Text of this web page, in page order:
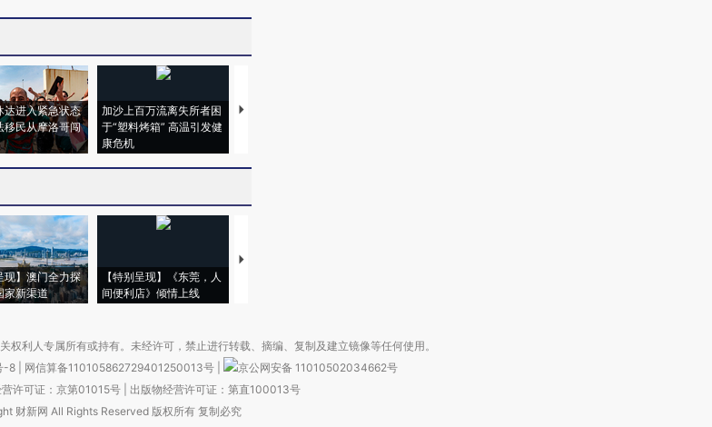
达进入紧急状态
移民从摩洛哥闯
加沙上百万流离失所者困
于“塑料烤箱” 高温引发健
康危机
视线｜HYROX的吸金
现】澳门全力探
家新渠道
【特别呈现】《东莞，人
间便利店》倾情上线
【推广】走进第四届链博
权利人专属所有或持有。未经许可，禁止进行转载、摘编、复制及建立镜像等任何使用。
-8 网信算备110105862729401250013号
京公网安备 11010502034662号
许可证：京第01015号| 出版物经营许可证：第直100013号
财新网 All Rights Reserved 版权所有 复制必究